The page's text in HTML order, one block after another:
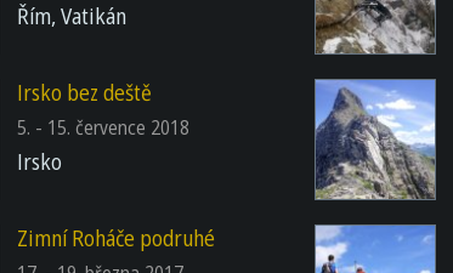
Řím, Vatikán
Irsko bez deště
5. - 15. července 2018
Irsko
Zimní Roháče podruhé